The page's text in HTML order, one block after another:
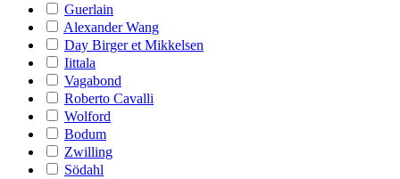
Guerlain
Alexander Wang
Day Birger et Mikkelsen
Iittala
Vagabond
Roberto Cavalli
Wolford
Bodum
Zwilling
Södahl